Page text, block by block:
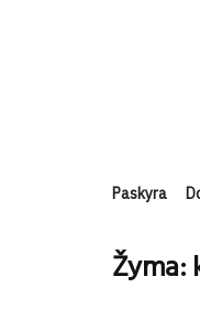
Paskyra
Žyma: